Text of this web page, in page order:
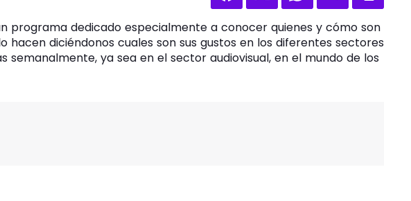
programa dedicado especialmente a conocer quienes y cómo son
hacen diciéndonos cuales son sus gustos en los diferentes sectores
semanalmente, ya sea en el sector audiovisual, en el mundo de los